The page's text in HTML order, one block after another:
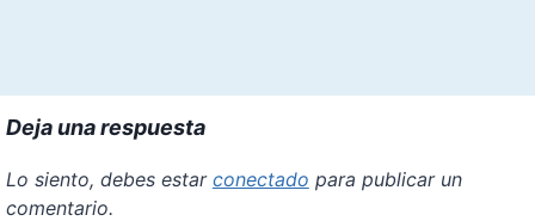
Deja una respuesta
Lo siento, debes estar conectado para publicar un
comentario.